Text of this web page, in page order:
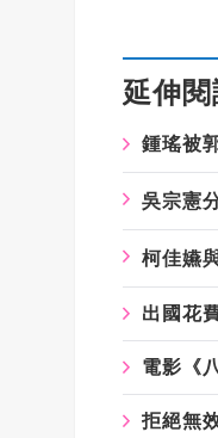
延伸
鍾瑤被
吳宗憲
柯佳嬿
出國花
電影《
拒絕無